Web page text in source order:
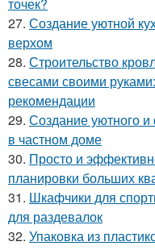
точек?
27. Создание уютной
верхом
28. Строительство
свесами своими
рекомендации
29. Создание уютного и
в частном доме
30. Просто и
планировки больших
31. Шкафчики для
для раздевалок
32. Упаковка из